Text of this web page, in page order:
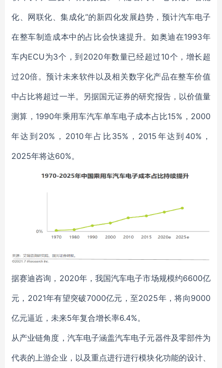
化、网联化、集成化”的新四化发展趋势，预计汽车电子
在整车制造成本中的占比会快速提升。如奥迪在1993年
车内ECU为3个，到2020年数量已经超过10个，增长超
过20倍。预计未来软件以及相关数字化产品在整车价值
中占比将超过一半。另据国元证券的研究报告，以价值量
测算，1990年乘用车汽车单车电子成本占比15%，2000
年达到20%，2010年占比35%，2015年达到40%，
2025年将达60%。
据赛迪咨询，2020年，我国汽车电子市场规模约6600亿
元，2021年有望突破7000亿元，至2025年，将向9000
亿元逼近，未来5年复合增长率6.4%。
从产业链角度，汽车电子涵盖汽车电子元器件及零部件为
代表的上游企业，以及重点进行进行模块化功能的设计、